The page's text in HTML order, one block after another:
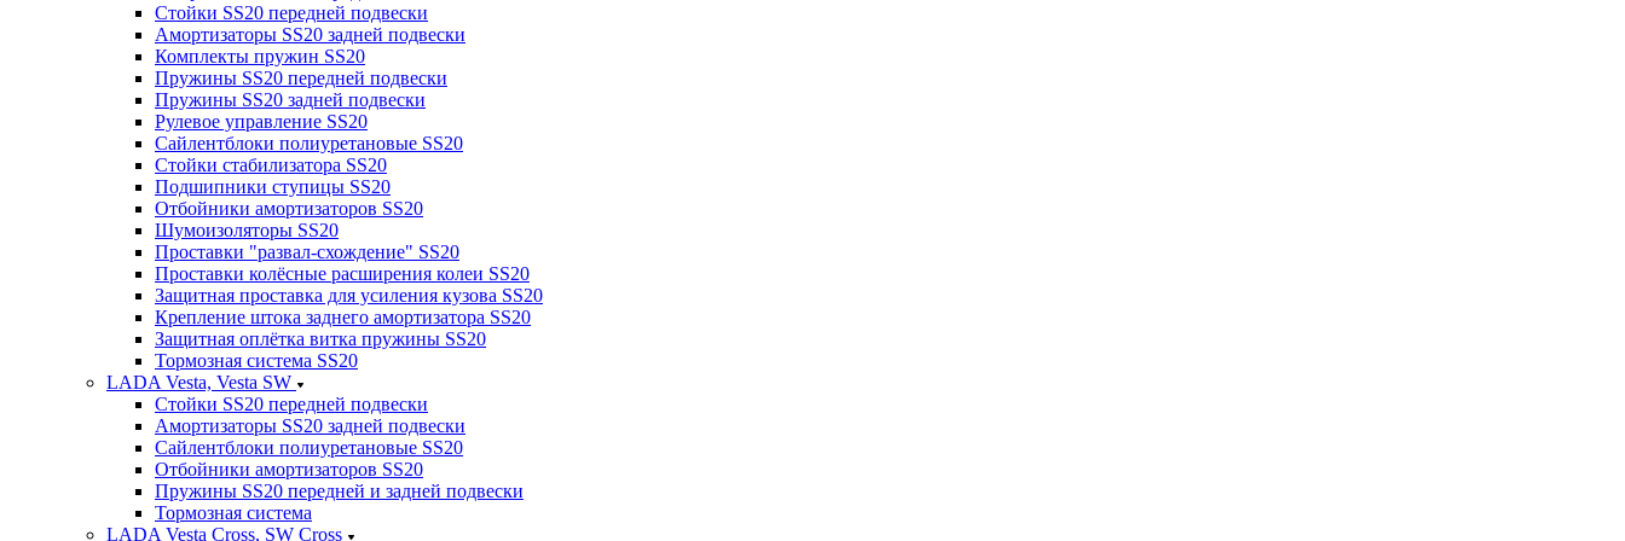
Стойки SS20 передней подвески
Амортизаторы SS20 задней подвески
Комплекты пружин SS20
Пружины SS20 передней подвески
Пружины SS20 задней подвески
Рулевое управление SS20
Сайлентблоки полиуретановые SS20
Стойки стабилизатора SS20
Подшипники ступицы SS20
Отбойники амортизаторов SS20
Шумоизоляторы SS20
Проставки "развал-схождение" SS20
Проставки колёсные расширения колеи SS20
Защитная проставка для усиления кузова SS20
Крепление штока заднего амортизатора SS20
Защитная оплётка витка пружины SS20
Тормозная система SS20
LADA Vesta, Vesta SW
Стойки SS20 передней подвески
Амортизаторы SS20 задней подвески
Сайлентблоки полиуретановые SS20
Отбойники амортизаторов SS20
Пружины SS20 передней и задней подвески
Тормозная система
LADA Vesta Cross, SW Cross